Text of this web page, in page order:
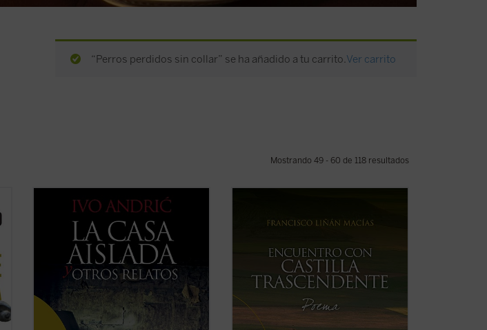
“Perros perdidos sin collar” se ha añadido a tu carrito.Ver carrito
Mostrando 49 - 60 de 118 resultados
Por primera vez en español, un amplio
catálogo de relatos cortos de Ivo Andric,
Premio Nobel en 1961 y uno de los
grandes maestros de la literatura de los
Balcanes.
Las primeras historias forman parte de
La casa aislada, obra póstuma ...(ver
al Duero en un amanecer prodigioso, el
Castilla de los siglos XIII al XVII: Gonzalo
de Berceo, Jorge Manrique, Fray Luis ...
(ver ficha)